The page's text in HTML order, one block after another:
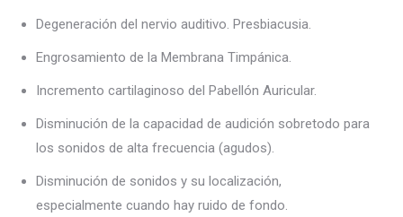
Degeneración del nervio auditivo. Presbiacusia.
Engrosamiento de la Membrana Timpánica.
Incremento cartilaginoso del Pabellón Auricular.
Disminución de la capacidad de audición sobretodo para
los sonidos de alta frecuencia (agudos).
Disminución de sonidos y su localización,
especialmente cuando hay ruido de fondo.